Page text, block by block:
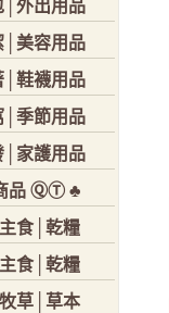
│外出用品
│美容用品
│鞋襪用品
│季節用品
│家護用品
品 ⓆⓉ ♣
食│乾糧
食│乾糧
草│草本